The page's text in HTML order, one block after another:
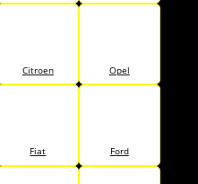
Citroen Opel
Fiat Ford